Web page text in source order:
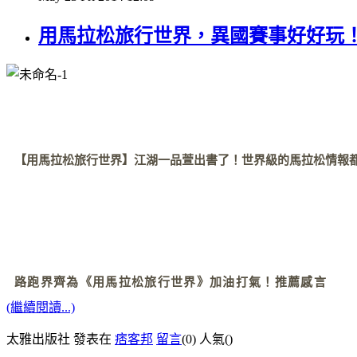
用馬拉松旅行世界，異國賽事好好玩！
【用馬拉松旅行世界】江湖一品萱出書了！世界級的馬拉松情報
路跑界齊為《用馬拉松旅行世界》加油打氣！推薦感言
(繼續閱讀...)
太雅出版社 發表在 痞客邦 留言(0) 人氣()